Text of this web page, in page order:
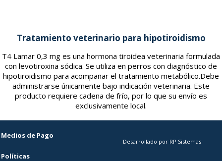
Tratamiento veterinario para hipotiroidismo
T4 Lamar 0,3 mg es una hormona tiroidea veterinaria formulada
con levotiroxina sódica. Se utiliza en perros con diagnóstico de
hipotiroidismo para acompañar el tratamiento metabólico.Debe
administrarse únicamente bajo indicación veterinaria. Este
producto requiere cadena de frío, por lo que su envío es
exclusivamente local.
Medios de Pago
Políticas
Desarrollado por RP Sistemas